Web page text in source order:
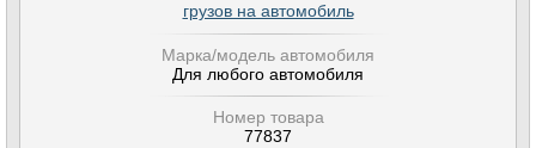
грузов на автомобиль
Марка/модель автомобиля
Для любого автомобиля
Номер товара
77837